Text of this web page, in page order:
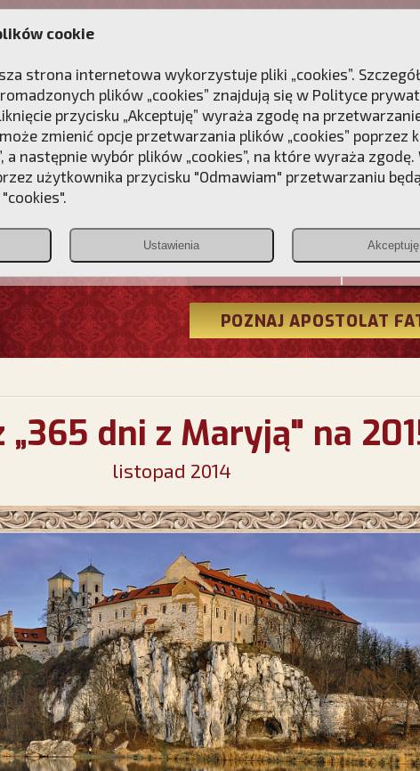
DLA DUSZY
Przebudźmy
Christiana
POZNAJ APOSTOLAT
„365 dni z Maryją" na
listopad 2014
cookie
strona internetowa wykorzystuje pliki „cookies”.
plików „cookies” znajdują się w Polityce
przycisku „Akceptuję” wyraża zgodę na
zmienić opcje przetwarzania plików „cookies” poprzez
a następnie wybór plików „cookies”, na które wyraża zgodę.
użytkownika przycisku "Odmawiam" przetwarzaniu
Ustawienia Akceptuję